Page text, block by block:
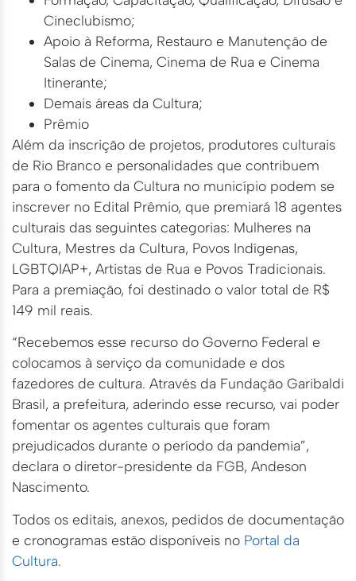
Cineclubismo;
Apoio à Reforma, Restauro e Manutenção de
Salas de Cinema, Cinema de Rua e Cinema
Itinerante;
Demais áreas da Cultura;
Prêmio
Além da inscrição de projetos, produtores culturais
de Rio Branco e personalidades que contribuem
para o fomento da Cultura no município podem se
inscrever no Edital Prêmio, que premiará 18 agentes
culturais das seguintes categorias: Mulheres na
Cultura, Mestres da Cultura, Povos Indígenas,
LGBTQIAP+, Artistas de Rua e Povos Tradicionais.
Para a premiação, foi destinado o valor total de R$
149 mil reais.
“Recebemos esse recurso do Governo Federal e
colocamos à serviço da comunidade e dos
fazedores de cultura. Através da Fundação Garibaldi
Brasil, a prefeitura, aderindo esse recurso, vai poder
fomentar os agentes culturais que foram
prejudicados durante o período da pandemia”,
declara o diretor-presidente da FGB, Andeson
Nascimento.
Todos os editais, anexos, pedidos de documentação
e cronogramas estão disponíveis no Portal da
Cultura.